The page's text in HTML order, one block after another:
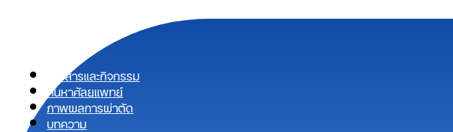
ข่าวสารและกิจกรรม
ค้นหาศัลยแพทย์
ภาพผลการผ่าตัด
บทความ